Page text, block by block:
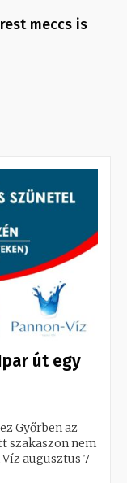
meccs is
út egy
Győrben az
szakaszon nem
augusztus 7-